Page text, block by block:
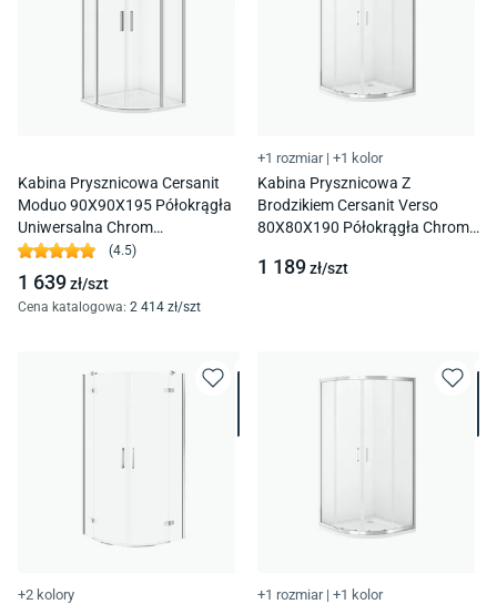
Kabina Prysznicowa Cersanit
Moduo 90X90X195 Półokrągła
Uniwersalna Chrom
Transparentne S162-010
(4.5)
1 639zł/szt
Cena katalogowa: 2 414 zł/szt
+1 rozmiar | +1 kolor
Kabina Prysznicowa Z
Brodzikiem Cersanit Verso
80X80X190 Półokrągła Chrom
1 189zł/szt
+2 kolory +1 rozmiar | +1 kolor